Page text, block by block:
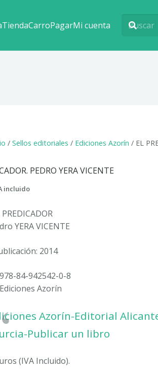
TiendaCarroPagarMi cuenta
/ Sellos editoriales / Ediciones Azorín / EL
PEDRO YERA VICENTE
incluido
YERA VICENTE
2014
84-942542-0-8
Azorín
Azorín-Editorial
Publicar un libro
(IVA Incluido).